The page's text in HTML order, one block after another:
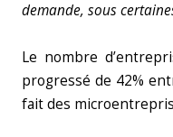
demande, sous
Le nombre
progressé de 42%
fait des